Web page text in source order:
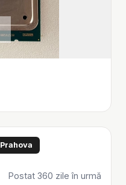
Prahova
Postat 360 zile în urmă